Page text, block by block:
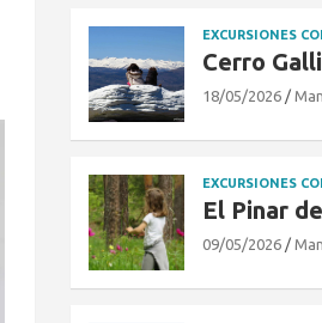
EXCURSIONES
Cerro
18/05/2026
EXCURSIONES
El Pinar
09/05/2026